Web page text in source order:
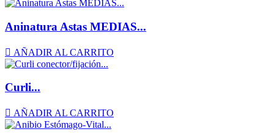
Aninatura Astas MEDIAS...
 AÑADIR AL CARRITO
Curli...
 AÑADIR AL CARRITO